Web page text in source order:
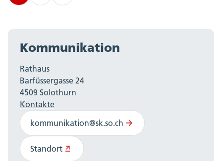
Kommunikation
Rathaus
Barfüssergasse 24
4509 Solothurn
Kontakte
kommunikation@sk.so.ch
Standort